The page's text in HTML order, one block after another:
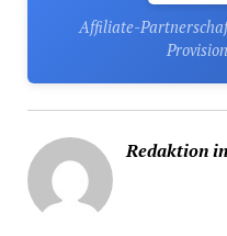
Affiliate-
Redaktion